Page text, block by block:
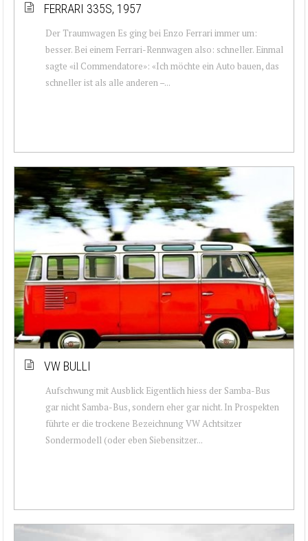
FERRARI 335S, 1957
Der Traumwagen Es ging bei Enzo Ferrari immer um:
besser. Bei einem Ferrari-Rennwagen also: schneller. Einmal
sagte «il Commendatore»: «Ich möchte ein Auto bauen, das
schneller ist als alle anderen –...
VW BULLI
Aufschwung mit Ausblick Eigentlich hiess der Samba-Bus
gar nicht Samba-Bus, sondern eher gar nicht. In Prospekten
führte er die trockene Bezeichnung VW Achtsitzer
Sondermodell (oder eben Siebensitzer...